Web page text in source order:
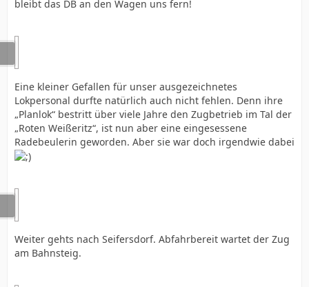
bleibt das DB an den Wagen uns fern!
Eine kleiner Gefallen für unser ausgezeichnetes
Lokpersonal durfte natürlich auch nicht fehlen. Denn ihre
„Planlok“ bestritt über viele Jahre den Zugbetrieb im Tal der
„Roten Weißeritz“, ist nun aber eine eingesessene
Radebeulerin geworden. Aber sie war doch irgendwie dabei
Weiter gehts nach Seifersdorf. Abfahrbereit wartet der Zug
am Bahnsteig.